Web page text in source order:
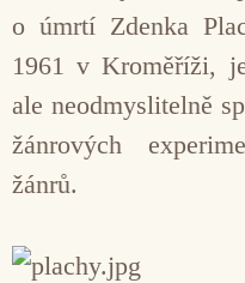
o úmrtí Zdenka
1961 v Kroměříži,
ale neodmyslitelně
žánrových
žánrů.